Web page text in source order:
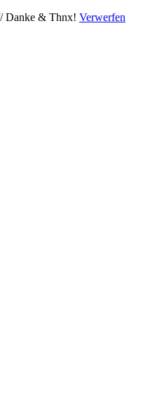
Danke & Thnx! Verwerfen